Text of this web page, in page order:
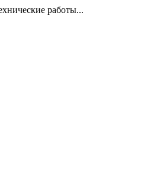
работы...